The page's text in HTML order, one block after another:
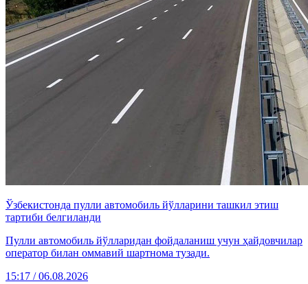
Ўзбекистонда пулли автомобиль йўлларини ташкил этиш
тартиби белгиланди
Пулли автомобиль йўлларидан фойдаланиш учун ҳайдовчилар
оператор билан оммавий шартнома тузади.
15:17 / 06.08.2026